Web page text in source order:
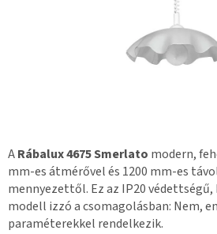
ARábalux 4675 Smerlato modern,
mm-es átmérővel és 1200 mm-es
mennyezettől. Ez az IP20 védettségű,
modell izzó a csomagolásban: Nem,
paraméterekkel rendelkezik.